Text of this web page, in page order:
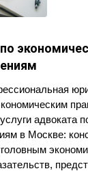
адвоката
в Москве: